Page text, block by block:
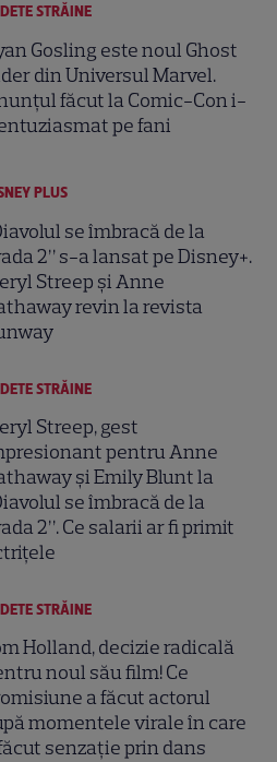
STRĂINE
Gosling este noul Ghost
din Universul Marvel.
făcut la Comic-Con i-
pe fani
PLUS
se îmbracă de la
2” s-a lansat pe Disney+.
Streep și Anne
revin la revista
STRĂINE
Streep, gest
pentru Anne
și Emily Blunt la
se îmbracă de la
2”. Ce salarii ar fi primit
STRĂINE
Holland, decizie radicală
noul său film! Ce
a făcut actorul
momentele virale în care
senzație prin dans